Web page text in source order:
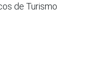
de Turismo